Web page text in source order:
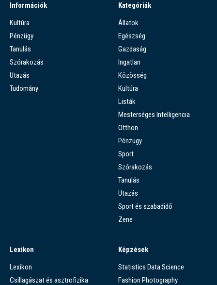
Információk
Kultúra
Pénzügy
Tanulás
Szórakozás
Utazás
Tudomány
Kategóriák
Állatok
Egészség
Gazdaság
Ingatlan
Közösség
Kultúra
Listák
Mesterséges Intelligencia
Otthon
Pénzügy
Sport
Szórakozás
Tanulás
Utazás
Sport és szabadidő
Zene
Lexikon
Lexikon
Csillagászat és asztrofizika
Képzések
Statistics Data Science
Fashion Photography